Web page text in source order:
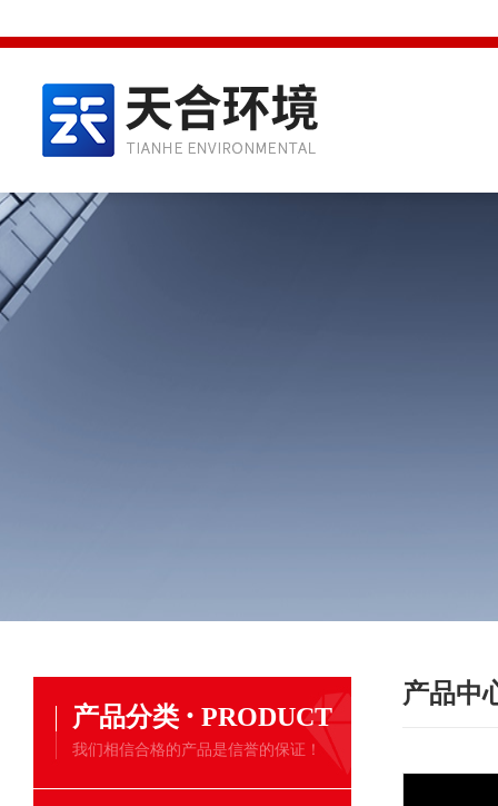
产品分类 · PRODUCT
我们相信合格的产品是信誉的保证！
产品中